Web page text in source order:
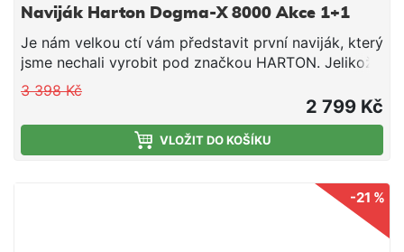
Naviják Harton Dogma-X 8000 Akce 1+1
Je nám velkou ctí vám představit první naviják, který
jsme nechali vyrobit pod značkou HARTON. Jelikož
jsme si chtěli být jistí, že opět dostanete to nejlepší
za skvělou cenu, tak jsme si dali opravdu záležet.
Vybírali jsme, testovali a hledali opravdu dlouho, ale
nyní přicházíme s něčím, co neskromně nazýváme
malou rybářskou revolucí. Kaprařský naviják
DOGMA-X splňuje všechny požadavky moderních
3 398 Kč
2 799 Kč
VLOŽIT DO KOŠÍKU
-21 %